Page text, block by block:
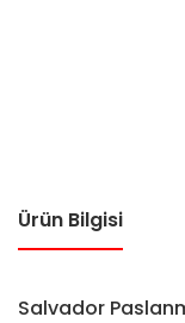
Ürün Bilgisi
Salvador